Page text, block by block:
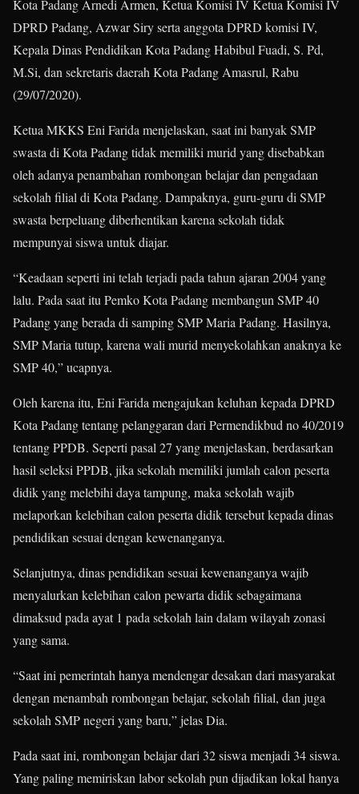
Kota Padang Arnedi Armen, Ketua Komisi IV Ketua Komisi IV
DPRD Padang, Azwar Siry serta anggota DPRD komisi IV,
Kepala Dinas Pendidikan Kota Padang Habibul Fuadi, S. Pd,
M.Si, dan sekretaris daerah Kota Padang Amasrul, Rabu
(29/07/2020).
Ketua MKKS Eni Farida menjelaskan, saat ini banyak SMP
swasta di Kota Padang tidak memiliki murid yang disebabkan
oleh adanya penambahan rombongan belajar dan pengadaan
sekolah filial di Kota Padang. Dampaknya, guru-guru di SMP
swasta berpeluang diberhentikan karena sekolah tidak
mempunyai siswa untuk diajar.
“Keadaan seperti ini telah terjadi pada tahun ajaran 2004 yang
lalu. Pada saat itu Pemko Kota Padang membangun SMP 40
Padang yang berada di samping SMP Maria Padang. Hasilnya,
SMP Maria tutup, karena wali murid menyekolahkan anaknya ke
SMP 40,” ucapnya.
Oleh karena itu, Eni Farida mengajukan keluhan kepada DPRD
Kota Padang tentang pelanggaran dari Permendikbud no 40/2019
tentang PPDB. Seperti pasal 27 yang menjelaskan, berdasarkan
hasil seleksi PPDB, jika sekolah memiliki jumlah calon peserta
didik yang melebihi daya tampung, maka sekolah wajib
melaporkan kelebihan calon peserta didik tersebut kepada dinas
pendidikan sesuai dengan kewenanganya.
Selanjutnya, dinas pendidikan sesuai kewenanganya wajib
menyalurkan kelebihan calon pewarta didik sebagaimana
dimaksud pada ayat 1 pada sekolah lain dalam wilayah zonasi
yang sama.
“Saat ini pemerintah hanya mendengar desakan dari masyarakat
dengan menambah rombongan belajar, sekolah filial, dan juga
sekolah SMP negeri yang baru,” jelas Dia.
Pada saat ini, rombongan belajar dari 32 siswa menjadi 34 siswa.
Yang paling memiriskan labor sekolah pun dijadikan lokal hanya